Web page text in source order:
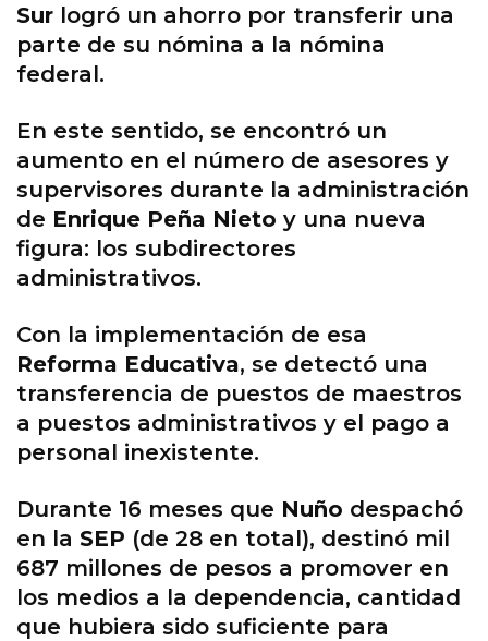
Sur logró un ahorro por transferir una
parte de su nómina a la nómina
federal.
En este sentido, se encontró un
aumento en el número de asesores y
supervisores durante la administración
de Enrique Peña Nieto y una nueva
figura: los subdirectores
administrativos.
Con la implementación de esa
Reforma Educativa, se detectó una
transferencia de puestos de maestros
a puestos administrativos y el pago a
personal inexistente.
Durante 16 meses que Nuño despachó
en la SEP (de 28 en total), destinó mil
687 millones de pesos a promover en
los medios a la dependencia, cantidad
que hubiera sido suficiente para